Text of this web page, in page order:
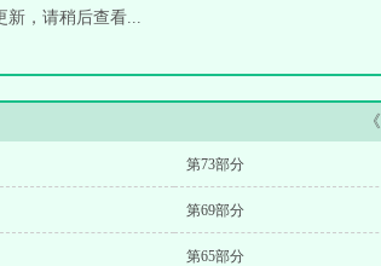
新，请稍后查看...
第73部分
第69部分
第65部分